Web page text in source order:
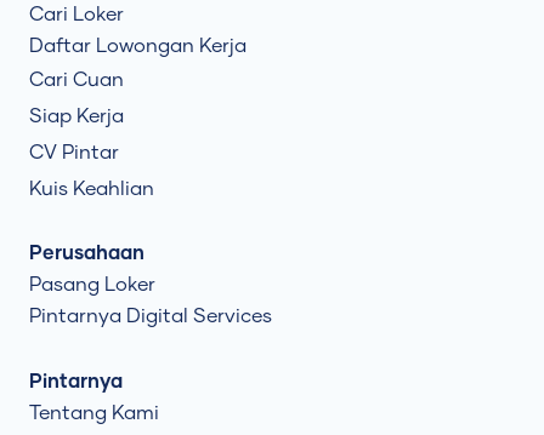
Cari Loker
Daftar Lowongan Kerja
Cari Cuan
Siap Kerja
CV Pintar
Kuis Keahlian
Perusahaan
Pasang Loker
Pintarnya Digital Services
Pintarnya
Tentang Kami